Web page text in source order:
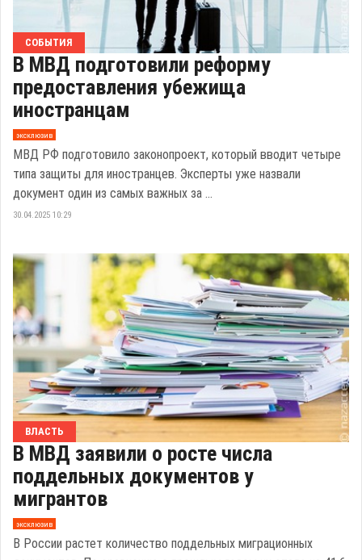
СОБЫТИЯ
В МВД подготовили реформу
предоставления убежища
иностранцам
эксклюзив
МВД РФ подготовило законопроект, который вводит четыре
типа защиты для иностранцев. Эксперты уже назвали
документ один из самых важных за ...
30.04.2025 10:29
ВЛАСТЬ
В МВД заявили о росте числа
поддельных документов у
мигрантов
эксклюзив
В России растет количество поддельных миграционных